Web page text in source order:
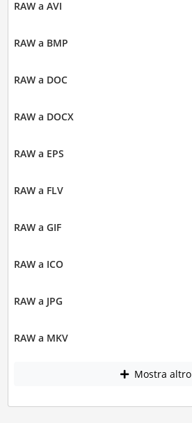
RAW a AVI
RAW a BMP
RAW a DOC
RAW a DOCX
RAW a EPS
RAW a FLV
RAW a GIF
RAW a ICO
RAW a JPG
RAW a MKV
Mostra altro